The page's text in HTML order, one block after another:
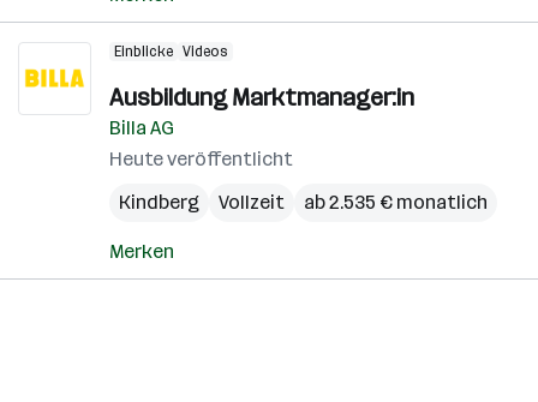
Einblicke Videos
Ausbildung Marktmanager:in
Billa AG
Heute veröffentlicht
Kindberg
Vollzeit ab 2.535 € monatlich
Merken